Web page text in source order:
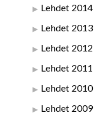
Lehdet 2014
Lehdet 2013
Lehdet 2012
Lehdet 2011
Lehdet 2010
Lehdet 2009